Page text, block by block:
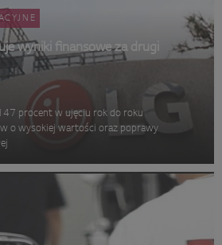
wyniki finansowe za drugi
procent w ujęciu rok do roku
o wysokiej wartości oraz poprawy